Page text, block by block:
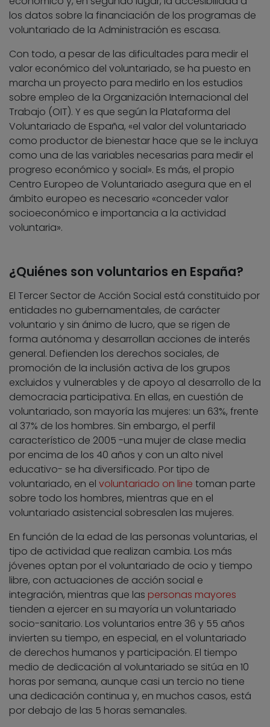
los datos sobre la financiación de los programas de
voluntariado de la Administración es escasa.
Con todo, a pesar de las dificultades para medir el
valor económico del voluntariado, se ha puesto en
marcha un proyecto para medirlo en los estudios
sobre empleo de la Organización Internacional del
Trabajo (OIT). Y es que según la Plataforma del
Voluntariado de España, «el valor del voluntariado
como productor de bienestar hace que se le incluya
como una de las variables necesarias para medir el
progreso económico y social». Es más, el propio
Centro Europeo de Voluntariado asegura que en el
ámbito europeo es necesario «conceder valor
socioeconómico e importancia a la actividad
voluntaria».
¿Quiénes son voluntarios en España?
El Tercer Sector de Acción Social está constituido por
entidades no gubernamentales, de carácter
voluntario y sin ánimo de lucro, que se rigen de
forma autónoma y desarrollan acciones de interés
general. Defienden los derechos sociales, de
promoción de la inclusión activa de los grupos
excluidos y vulnerables y de apoyo al desarrollo de la
democracia participativa. En ellas, en cuestión de
voluntariado, son mayoría las mujeres: un 63%, frente
al 37% de los hombres. Sin embargo, el perfil
característico de 2005 -una mujer de clase media
por encima de los 40 años y con un alto nivel
educativo- se ha diversificado. Por tipo de
voluntariado, en el voluntariado on line toman parte
sobre todo los hombres, mientras que en el
voluntariado asistencial sobresalen las mujeres.
En función de la edad de las personas voluntarias, el
tipo de actividad que realizan cambia. Los más
jóvenes optan por el voluntariado de ocio y tiempo
libre, con actuaciones de acción social e
integración, mientras que las personas mayores
tienden a ejercer en su mayoría un voluntariado
socio-sanitario. Los voluntarios entre 36 y 55 años
invierten su tiempo, en especial, en el voluntariado
de derechos humanos y participación. El tiempo
medio de dedicación al voluntariado se sitúa en 10
horas por semana, aunque casi un tercio no tiene
una dedicación continua y, en muchos casos, está
por debajo de las 5 horas semanales.